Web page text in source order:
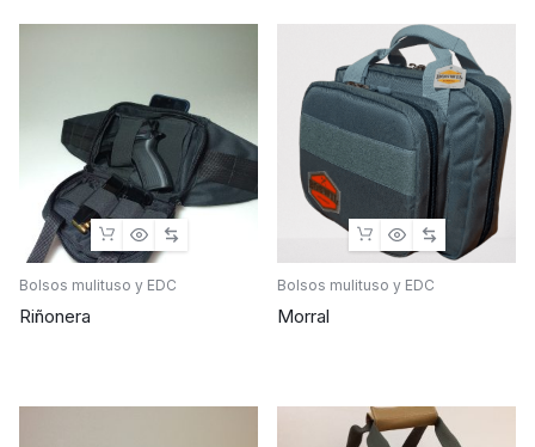
Bolsos mulituso y EDC
Riñonera
Bolsos mulituso y EDC
Morral